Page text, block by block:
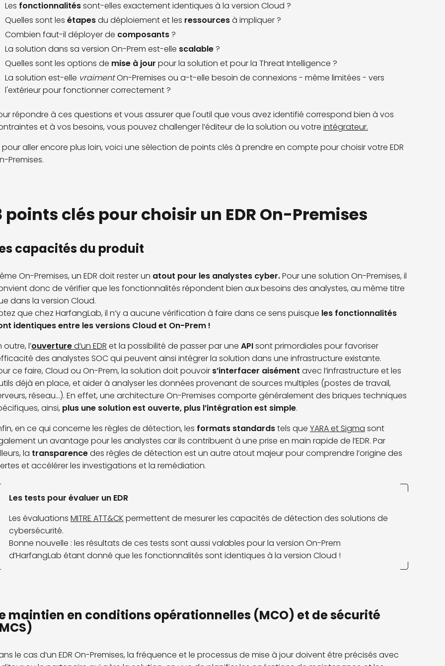
Les fonctionnalitéssont-elles exactement identiques à la version Cloud ?
Quelles sont les étapesdu déploiement et les ressourcesà impliquer ?
Combien faut-il déployer de composants ?
La solution dans sa version On-Prem est-elle scalable ?
Quelles sont les options de mise à jour pour la solution et pour la Threat Intelligence ?
La solution est-elle vraimentOn-Premises ou a-t-elle besoin de connexions - même limitées - vers
l'extérieur pour fonctionner correctement ?
répondre à ces questions et vous assurer que l'outil que vous avez identifié correspond bien à vos
et à vos besoins, vous pouvez challenger l’éditeur de la solution ou votre intégrateur.
pour aller encore plus loin, voici une sélection de points clés à prendre en compte pour choisir votre EDR
Premises.
points clés pour choisir un EDR On-Premises
capacités du produit
On-Premises, un EDR doit rester un atout pour les analystes cyber.Pour une solution On-Premises, il
donc de vérifier que les fonctionnalités répondent bien aux besoins des analystes, au même titre
dans la version Cloud.
que chez HarfangLab, il n’y a aucune vérification à faire dans ce sens puisque les fonctionnalités
identiques entre les versions Cloud et On-Prem !
outre, l’ouvertured’un EDR et la possibilité de passer par une APIsont primordiales pour favoriser
des analystes SOC qui peuvent ainsi intégrer la solution dans une infrastructure existante.
ce faire, Cloud ou On-Prem, la solution doit pouvoir s’interfacer aisément avec l’infrastructure et les
déjà en place, et aider à analyser les données provenant de sources multiples (postes de travail,
réseau...). En effet, une architecture On-Premises comporte généralement des briques techniques
ainsi, plus une solution est ouverte, plus l’intégration est simple.
en ce qui concerne les règles de détection, les formats standardstels que YARA et Sigma sont
un avantage pour les analystes car ils contribuent à une prise en main rapide de l’EDR. Par
la transparencedes règles de détection est un autre atout majeur pour comprendre l’origine des
et accélérer les investigations et la remédiation.
Les tests pour évaluer un EDR
Les évaluations MITRE ATT&CK permettent de mesurer les capacités de détection des solutions de
cybersécurité.
Bonne nouvelle : les résultats de ces tests sont aussi valables pour la version On-Prem
d’HarfangLab étant donné que les fonctionnalités sont identiques à la version Cloud !
maintien en conditions opérationnelles (MCO) et de sécurité
le cas d’un EDR On-Premises, la fréquence et le processus de mise à jour doivent être précisés avec